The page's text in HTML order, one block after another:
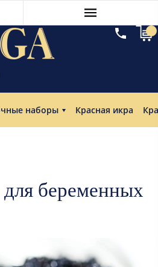
наборы Красная икра
беременных